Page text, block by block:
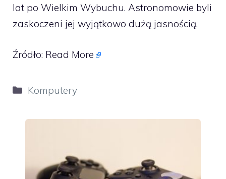
lat po Wielkim Wybuchu. Astronomowie byli
zaskoczeni jej wyjątkowo dużą jasnością.
Źródło: Read More
Kategorie
Komputery